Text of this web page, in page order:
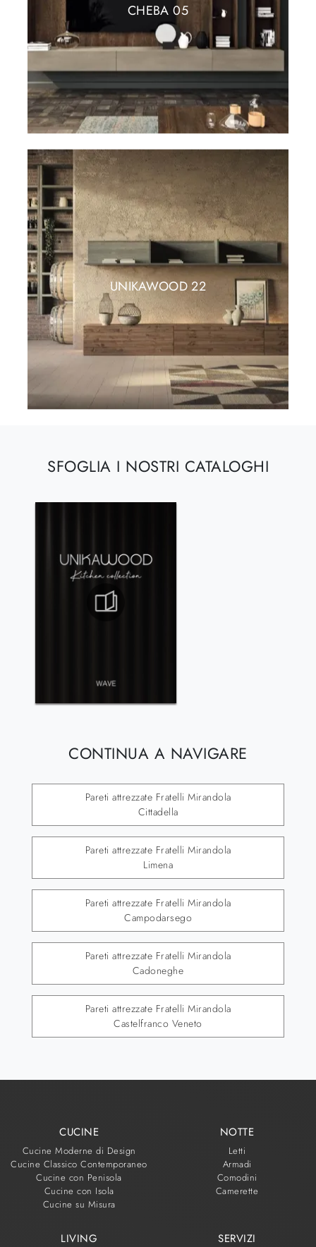
CHEBA 05
UNIKAWOOD 22
SFOGLIA I NOSTRI CATALOGHI
CONTINUA A NAVIGARE
Pareti attrezzate Fratelli Mirandola
Cittadella
Pareti attrezzate Fratelli Mirandola
Limena
Pareti attrezzate Fratelli Mirandola
Campodarsego
Pareti attrezzate Fratelli Mirandola
Cadoneghe
Pareti attrezzate Fratelli Mirandola
Castelfranco Veneto
CUCINE
Cucine Moderne di Design
Cucine Classico Contemporaneo
Cucine con Penisola
Cucine con Isola
Cucine su Misura
NOTTE
Letti
Armadi
Comodini
Camerette
LIVING SERVIZI